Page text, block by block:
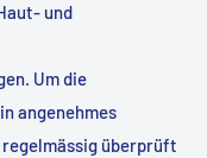
und
Um die
angenehmes
überprüft